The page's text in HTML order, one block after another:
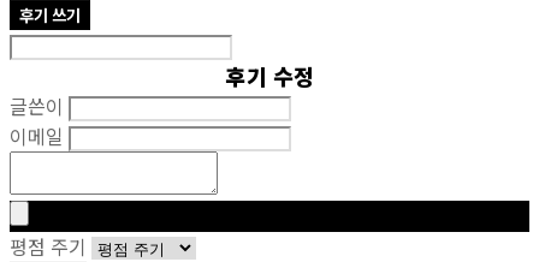
후기 쓰기
후기 수정
글쓴이
이메일
평점 주기